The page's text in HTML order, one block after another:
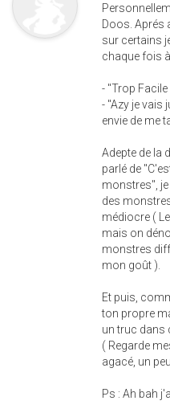
Doos. Aprés
sur certains
chaque fois à
- "Trop Facile
- "Azy je vais
envie de me
Adepte de la
parlé de
monstres",
des
médiocre (
mais on
monstres
mon goût ).
Et puis,
ton propre
un truc dans
( Regarde
agacé, un
Ps : Ah bah